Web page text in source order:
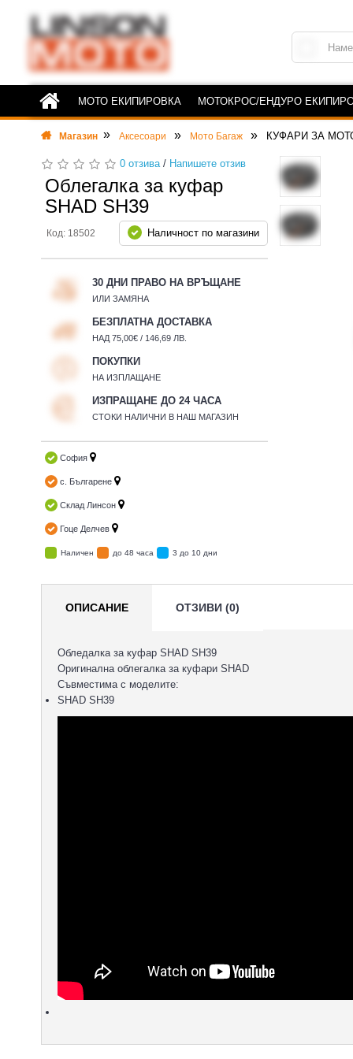
МОТО ЕКИПИРОВКА МОТОКРОС/ЕНДУРО
Магазин Аксесоари Мото Багаж КУФАРИ ЗА
0 отзива/ Напишете отзив
Облегалка за куфар
SHAD SH39
Код: 18502 Наличност по магазини
30 ДНИ ПРАВО НА ВРЪЩАНЕ
ИЛИ ЗАМЯНА
БЕЗПЛАТНА ДОСТАВКА
НАД 75,00€ / 146,69 ЛВ.
ПОКУПКИ
НА ИЗПЛАЩАНЕ
ИЗПРАЩАНЕ ДО 24 ЧАСА
СТОКИ НАЛИЧНИ В НАШ МАГАЗИН
София
с. Българене
Склад Линсон
Гоце Делчев
Наличен до 48 часа 3 до 10 дни
ОПИСАНИЕ ОТЗИВИ (0)
Обледалка за куфар SHAD SH39
Оригинална облегалка за куфари SHAD
Съвместима с моделите:
SHAD SH39